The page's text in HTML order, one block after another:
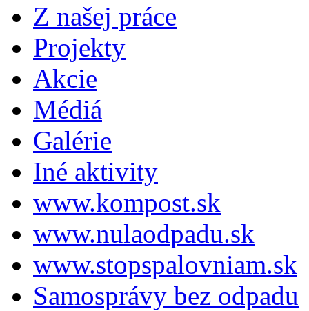
Z našej práce
Projekty
Akcie
Médiá
Galérie
Iné aktivity
www.kompost.sk
www.nulaodpadu.sk
www.stopspalovniam.sk
Samosprávy bez odpadu